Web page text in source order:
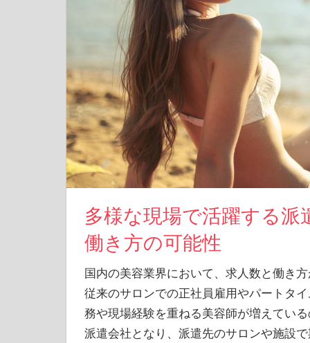
多様な現場で活躍する
働き方の可能性
国内の美容業界において、求人数と働き
従来のサロンでの正社員雇用やパートタ
務や現場経験を重ねる美容師が増えてい
派遣会社となり、派遣先のサロンや施設